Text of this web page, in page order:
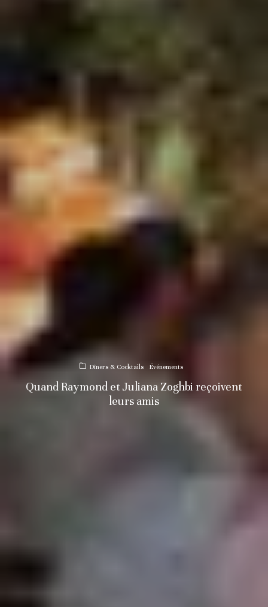
Dîners & Cocktails Événements
Quand Raymond et Juliana Zoghbi reçoivent
leurs amis